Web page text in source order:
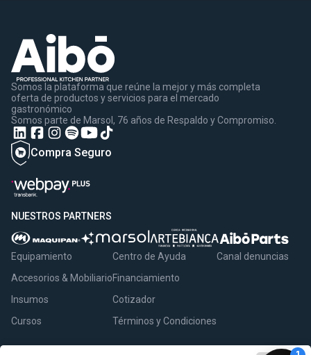
Somos la plataforma que reúne la mejor y más completa
oferta de productos y servicios para el mercado
gastronómico
Somos parte de Marsol, 76 años de Respaldo y Compromiso.
Compra Seguro
NUESTROS PARTNERS
Equipamiento
Accesorios & Mobiliario
Insumos
Cursos
Centro de Ayuda
Financiamiento
Cotizador
Términos y Condiciones
Canal denuncias